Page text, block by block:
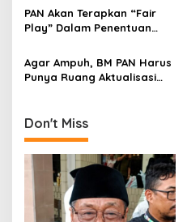
t
o
PAN Akan Terapkan “Fair
Play” Dalam Penentuan
Agar Ampuh, BM PAN Harus
Punya Ruang Aktualisasi
Don't Miss